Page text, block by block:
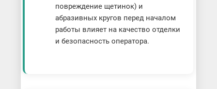
повреждение щетинок) и
абразивных кругов перед началом
работы влияет на качество отделки
и безопасность оператора.